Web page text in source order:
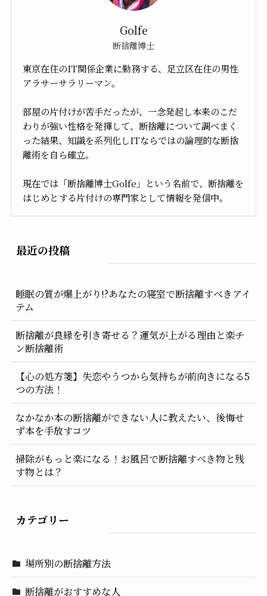
Golfe
断捨離博士
東京在住のIT関係企業に勤務する、足立区在住の男性
アラサーサラリーマン。
部屋の片付けが苦手だったが、一念発起し本来のこだ
わりが強い性格を発揮して、断捨離について調べまく
った結果、知識を系列化しITならではの論理的な断捨
離術を自ら確立。
現在では「断捨離博士Golfe」という名前で、断捨離を
はじめとする片付けの専門家として情報を発信中。
最近の投稿
睡眠の質が爆上がり!?あなたの寝室で断捨離すべきアイ
テム
断捨離が良縁を引き寄せる？運気が上がる理由と楽チ
ン断捨離術
【心の処方箋】失恋やうつから気持ちが前向きになる5
つの方法！
なかなか本の断捨離ができない人に教えたい、後悔せ
ず本を手放すコツ
掃除がもっと楽になる！お風呂で断捨離すべき物と残
す物とは？
カテゴリー
場所別の断捨離方法
断捨離がおすすめな人